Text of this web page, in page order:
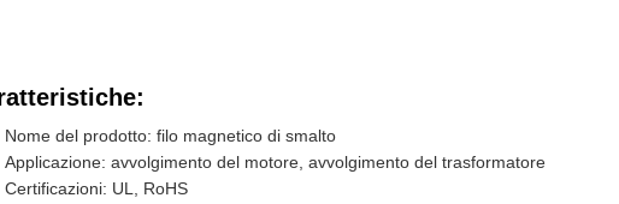
Nome del prodotto: filo magnetico di smalto
Applicazione: avvolgimento del motore, avvolgimento del trasformatore
Certificazioni: UL, RoHS